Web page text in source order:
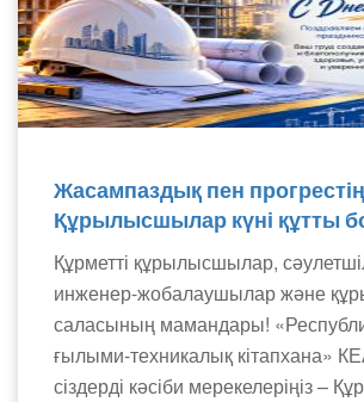
Жасампаздық пен
Құрылысшылар күні құтты
Құрметті құрылысшылар,
инженер-жобалаушылар және
саласының мамандары!
ғылыми-техникалық кітапхана»
сіздерді кәсіби мерекелеріңіз –